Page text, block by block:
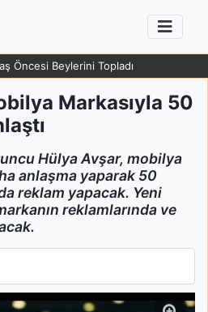
Öncesi Beylerini Topladı
Markasıyla 50
Hülya Avşar, mobilya
anlaşma yaparak 50
reklam yapacak. Yeni
reklamlarında ve
50 Milyon Tl'ye Anlaştı